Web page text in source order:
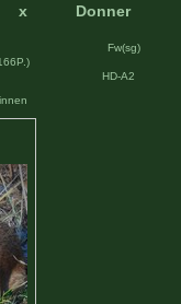
x Donner
20St) Fw(sg)
HD-A2